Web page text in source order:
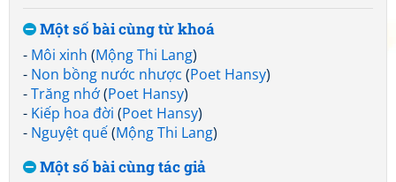
Một số bài cùng từ khoá
- Môi xinh (Mộng Thi Lang)
- Non bồng nước nhược (Poet Hansy)
-Trăng nhớ(Poet Hansy)
- Kiếp hoa đời (Poet Hansy)
- Nguyệt quế(Mộng Thi Lang)
Một số bài cùng tác giả